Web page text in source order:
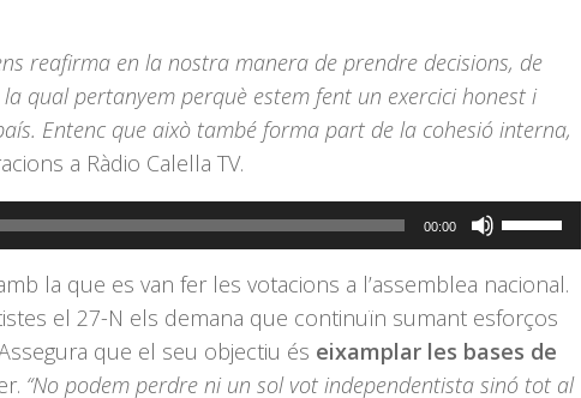
reafirma en la nostra manera de prendre decisions, de
qual pertanyem perquè estem fent un exercici honest i
Entenc que això també forma part de la cohesió interna,
a Ràdio Calella TV.
00:00
Feu
servir
les
tecles
de
fletxa
la que es van fer les votacions a l’assemblea nacional.
el 27-N els demana que continuïn sumant esforços
que el seu objectiu és eixamplar les bases de
“No podem perdre ni un sol vot independentista sinó tot al